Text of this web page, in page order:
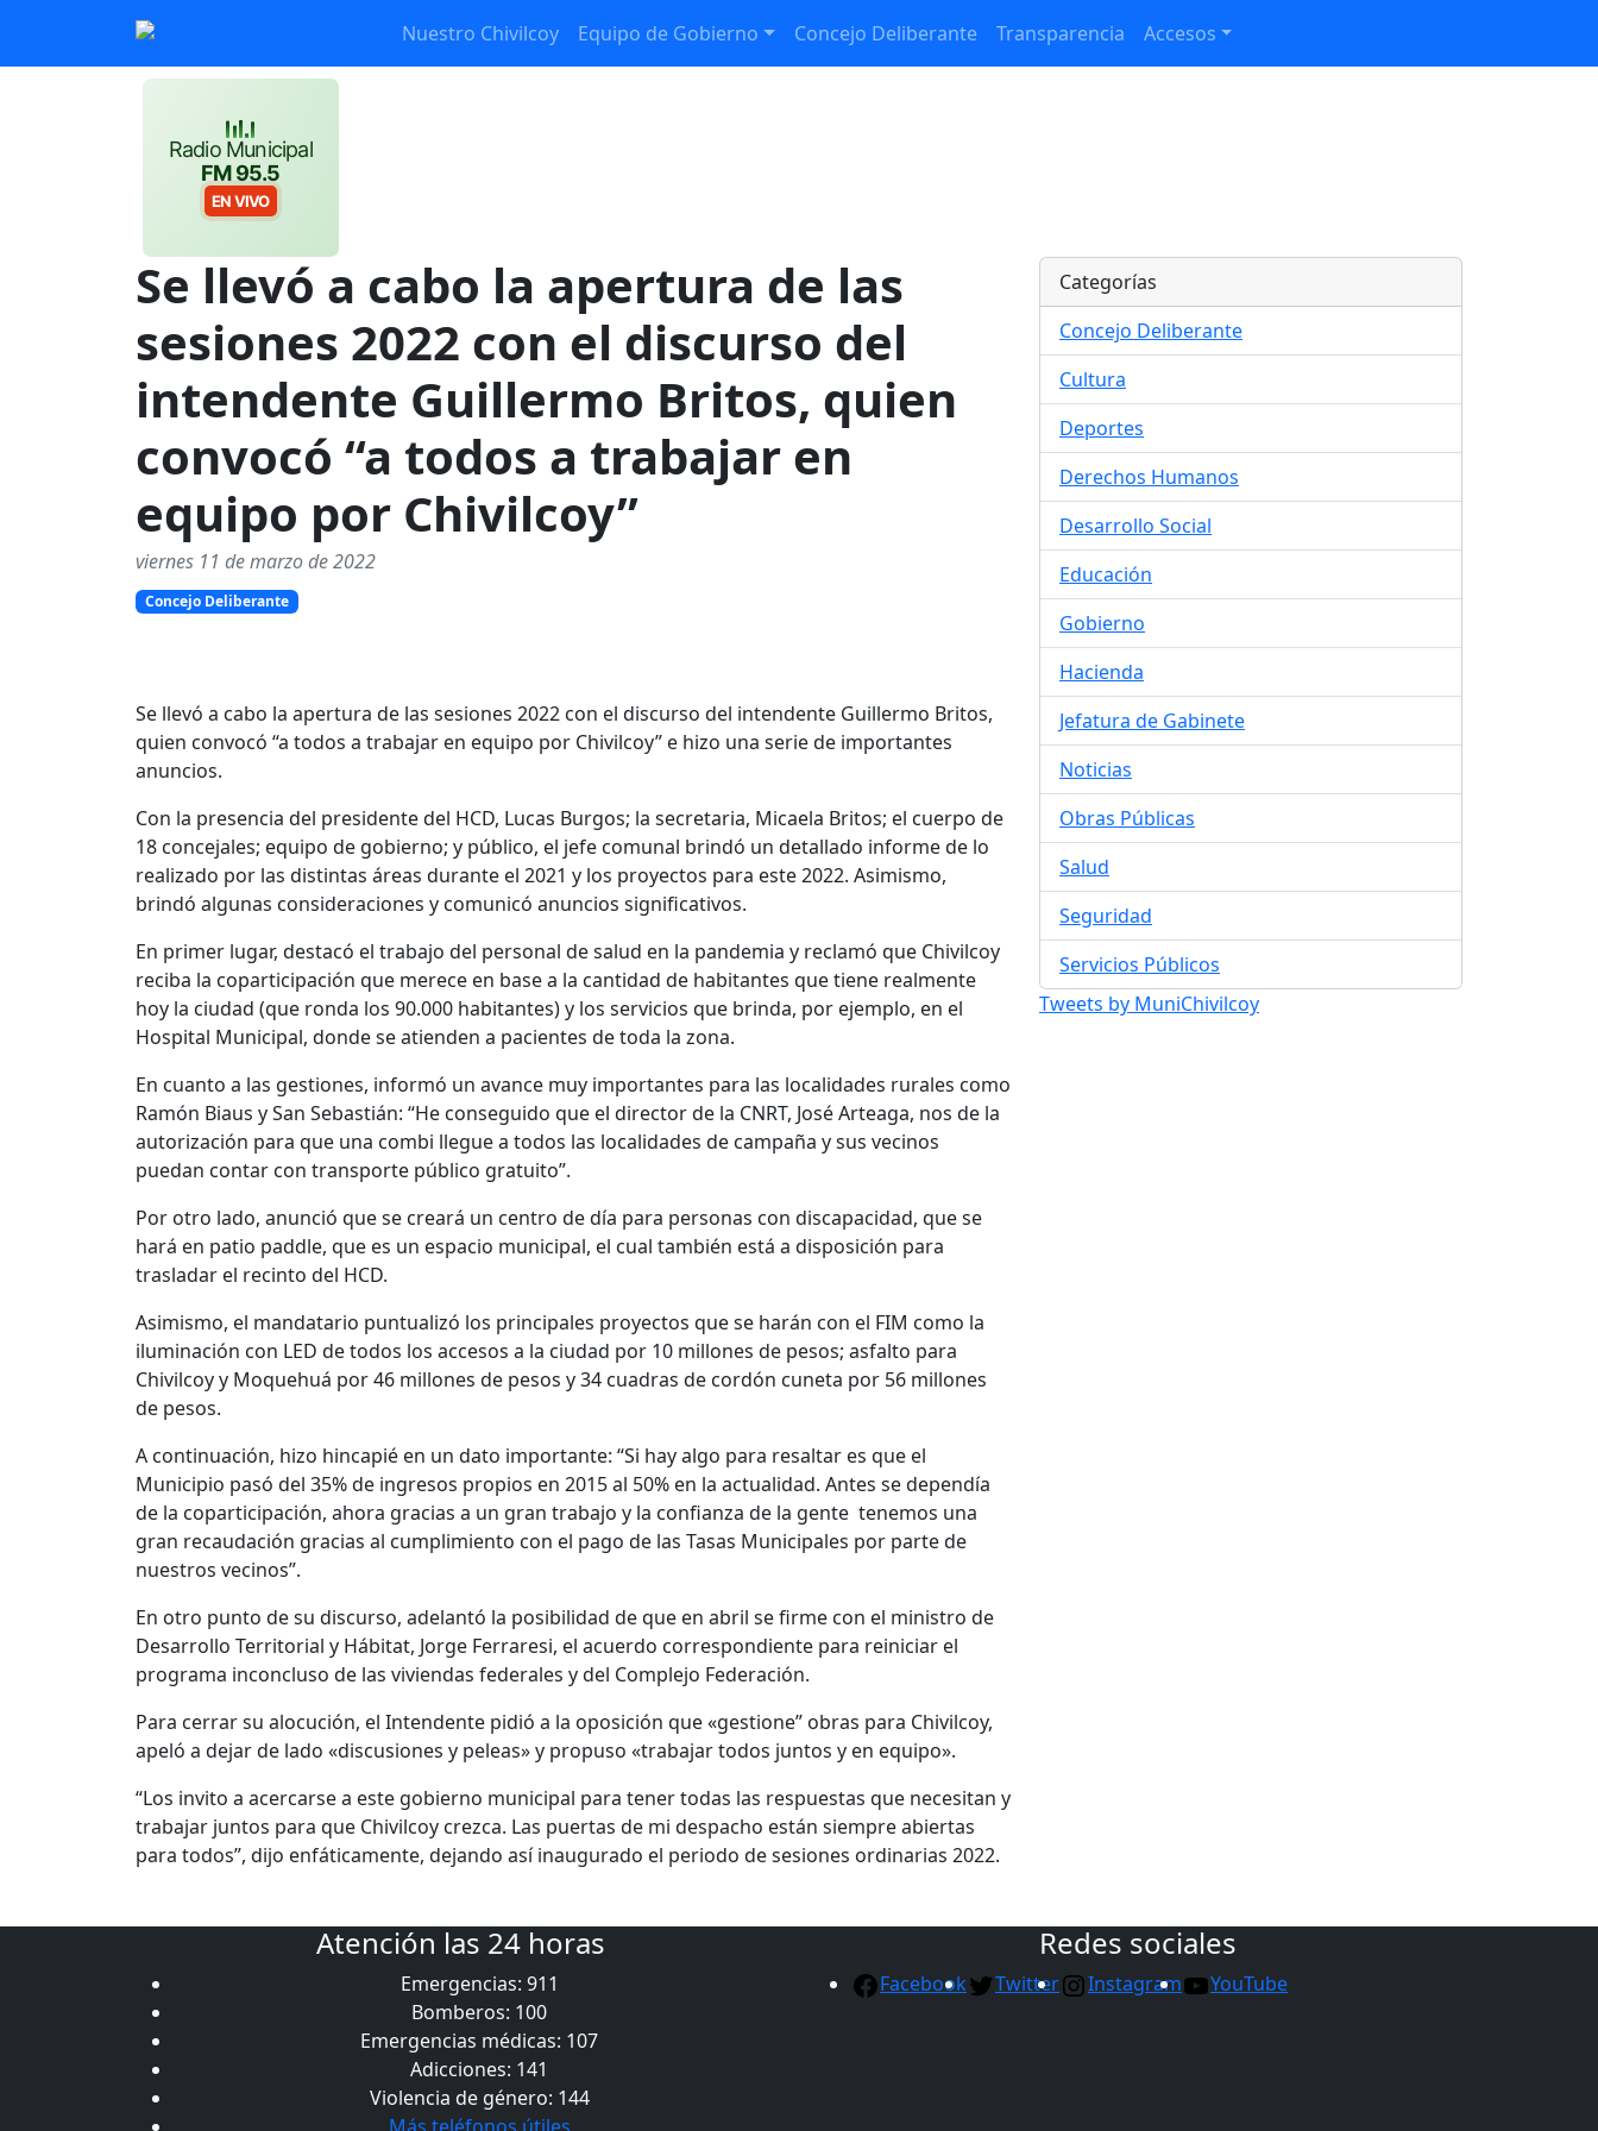
Nuestro Chivilcoy Equipo de Gobierno Concejo Deliberante Transparencia Accesos
Radio Municipal
FM 95.5
EN VIVO
Se llevó a cabo la apertura de las
sesiones 2022 con el discurso del
intendente Guillermo Britos, quien
convocó “a todos a trabajar en
equipo por Chivilcoy”
viernes 11 de marzo de 2022
Concejo Deliberante
Se llevó a cabo la apertura de las sesiones 2022 con el discurso del intendente Guillermo Britos,
quien convocó “a todos a trabajar en equipo por Chivilcoy” e hizo una serie de importantes
anuncios.
Con la presencia del presidente del HCD, Lucas Burgos; la secretaria, Micaela Britos; el cuerpo de
18 concejales; equipo de gobierno; y público, el jefe comunal brindó un detallado informe de lo
realizado por las distintas áreas durante el 2021 y los proyectos para este 2022. Asimismo,
brindó algunas consideraciones y comunicó anuncios significativos.
En primer lugar, destacó el trabajo del personal de salud en la pandemia y reclamó que Chivilcoy
reciba la coparticipación que merece en base a la cantidad de habitantes que tiene realmente
hoy la ciudad (que ronda los 90.000 habitantes) y los servicios que brinda, por ejemplo, en el
Hospital Municipal, donde se atienden a pacientes de toda la zona.
En cuanto a las gestiones, informó un avance muy importantes para las localidades rurales como
Ramón Biaus y San Sebastián: “He conseguido que el director de la CNRT, José Arteaga, nos de la
autorización para que una combi llegue a todos las localidades de campaña y sus vecinos
puedan contar con transporte público gratuito”.
Por otro lado, anunció que se creará un centro de día para personas con discapacidad, que se
hará en patio paddle, que es un espacio municipal, el cual también está a disposición para
trasladar el recinto del HCD.
Asimismo, el mandatario puntualizó los principales proyectos que se harán con el FIM como la
iluminación con LED de todos los accesos a la ciudad por 10 millones de pesos; asfalto para
Chivilcoy y Moquehuá por 46 millones de pesos y 34 cuadras de cordón cuneta por 56 millones
de pesos.
A continuación, hizo hincapié en un dato importante: “Si hay algo para resaltar es que el
Municipio pasó del 35% de ingresos propios en 2015 al 50% en la actualidad. Antes se dependía
de la coparticipación, ahora gracias a un gran trabajo y la confianza de la gente tenemos una
gran recaudación gracias al cumplimiento con el pago de las Tasas Municipales por parte de
nuestros vecinos”.
En otro punto de su discurso, adelantó la posibilidad de que en abril se firme con el ministro de
Desarrollo Territorial y Hábitat, Jorge Ferraresi, el acuerdo correspondiente para reiniciar el
programa inconcluso de las viviendas federales y del Complejo Federación.
Para cerrar su alocución, el Intendente pidió a la oposición que «gestione” obras para Chivilcoy,
apeló a dejar de lado «discusiones y peleas» y propuso «trabajar todos juntos y en equipo».
“Los invito a acercarse a este gobierno municipal para tener todas las respuestas que necesitan y
trabajar juntos para que Chivilcoy crezca. Las puertas de mi despacho están siempre abiertas
para todos”, dijo enfáticamente, dejando así inaugurado el periodo de sesiones ordinarias 2022.
Categorías
Concejo Deliberante
Cultura
Deportes
Derechos Humanos
Desarrollo Social
Educación
Gobierno
Hacienda
Jefatura de Gabinete
Noticias
Obras Públicas
Salud
Seguridad
Servicios Públicos
Tweets by MuniChivilcoy
Atención las 24 horas
Emergencias: 911
Bomberos: 100
Emergencias médicas: 107
Adicciones: 141
Violencia de género: 144
Redes sociales
Facebook Twitter Instagram YouTube